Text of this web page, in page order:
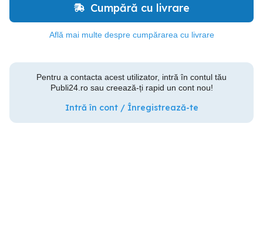
Cumpără cu livrare
Află mai multe despre cumpărarea cu livrare
Pentru a contacta acest utilizator, intră în contul tău
Publi24.ro sau creează-ți rapid un cont nou!
Intră în cont / Înregistrează-te